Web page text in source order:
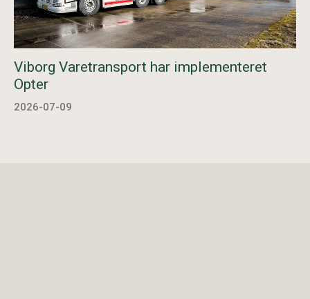
Viborg Varetransport har implementeret
Opter
2026-07-09